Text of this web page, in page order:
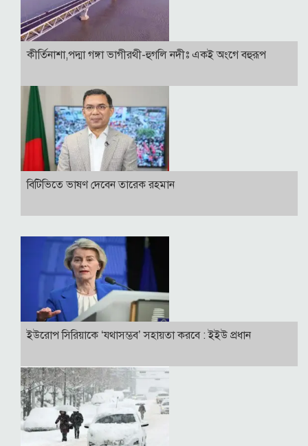
কীর্তিনাশা,পদ্মা গঙ্গা ভাগীরথী-হুগলি নদীঃ একই অংগে বহুরূপ
বি‌টি‌ভিতে ভাষণ দেবেন তারেক রহমান
ইউরোপ সিরিয়াকে ‘যথাসম্ভব’ সহায়তা করবে : ইইউ প্রধান